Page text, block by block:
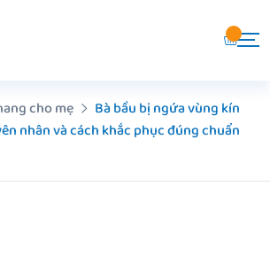
cho mẹ
Bà bầu bị ngứa vùng kín
nhân và cách khắc phục đúng chuẩn